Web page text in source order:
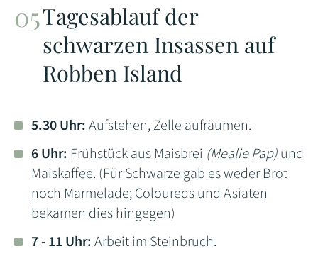
Tagesablauf der
schwarzen Insassen auf
Robben Island
5.30 Uhr:Aufstehen, Zelle aufräumen.
6 Uhr: Frühstück aus Maisbrei (Mealie Pap)und
Maiskaffee. (Für Schwarze gab es weder Brot
noch Marmelade; Coloureds und Asiaten
bekamen dies hingegen)
7 - 11 Uhr:Arbeit im Steinbruch.